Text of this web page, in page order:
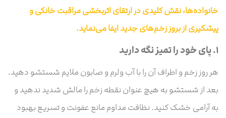
خانواده‌ها، نقش کلیدی در ارتقای اثربخشی مراقبت خانگی و
پیشگیری از بروز زخم‌های جدید ایفا می‌نماید.
۱. پای خود را تمیز نگه دارید
هر روز زخم و اطراف آن را با آب ولرم و صابون ملایم شستشو دهید.
بعد از شستشو به هیچ عنوان نقطه زخم را مالش شدید ندهید و
به آرامی خشک کنید. نظافت مداوم مانع عفونت و تسریع بهبود